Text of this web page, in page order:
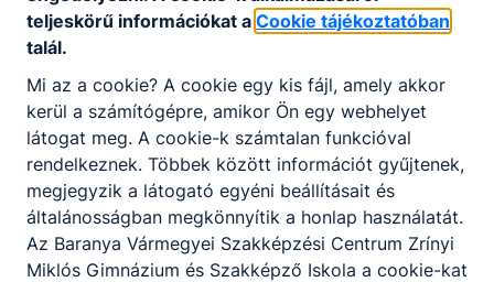
teljeskörű információkat a Cookie tájékoztatóban
talál.
Mi az a cookie? A cookie egy kis fájl, amely akkor
kerül a számítógépre, amikor Ön egy webhelyet
látogat meg. A cookie-k számtalan funkcióval
rendelkeznek. Többek között információt gyűjtenek,
megjegyzik a látogató egyéni beállításait és
általánosságban megkönnyítik a honlap használatát.
Az Baranya Vármegyei Szakképzési Centrum Zrínyi
Miklós Gimnázium és Szakképző Iskola a cookie-kat